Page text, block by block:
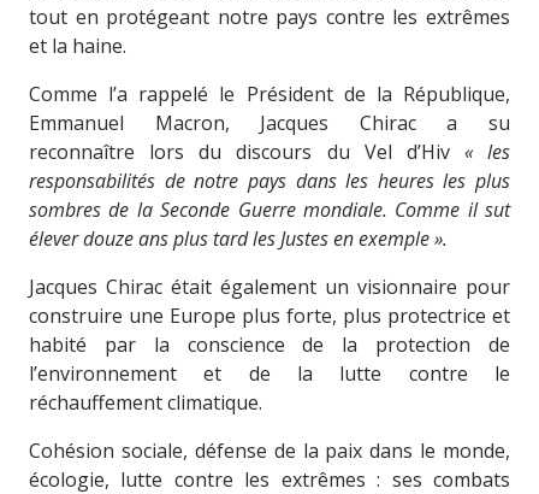
tout en protégeant notre pays contre les extrêmes
et la haine.
Comme l’a rappelé le Président de la République,
Emmanuel Macron, Jacques Chirac a su
reconnaître lors du discours du Vel d’Hiv « les
responsabilités de notre pays dans les heures les plus
sombres de la Seconde Guerre mondiale. Comme il sut
élever douze ans plus tard les Justes en exemple ».
Jacques Chirac était également un visionnaire pour
construire une Europe plus forte, plus protectrice et
habité par la conscience de la protection de
l’environnement et de la lutte contre le
réchauffement climatique.
Cohésion sociale, défense de la paix dans le monde,
écologie, lutte contre les extrêmes : ses combats